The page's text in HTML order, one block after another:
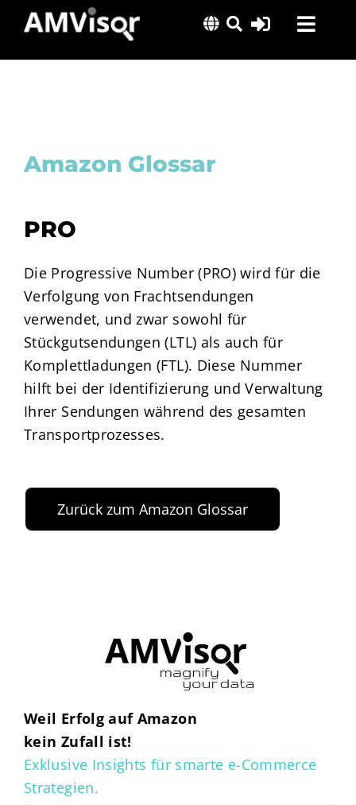
content
Lösungen
Über uns
Amazon Glossar
PRO
Die Progressive Number (PRO) wird für die
Verfolgung von Frachtsendungen
verwendet, und zwar sowohl für
Stückgutsendungen (LTL) als auch für
Komplettladungen (FTL). Diese Nummer
hilft bei der Identifizierung und Verwaltung
Ihrer Sendungen während des gesamten
Transportprozesses.
Zurück zum Amazon Glossar
Weil Erfolg auf Amazon
kein Zufall ist!
Exklusive Insights für smarte e-Commerce
Strategien.